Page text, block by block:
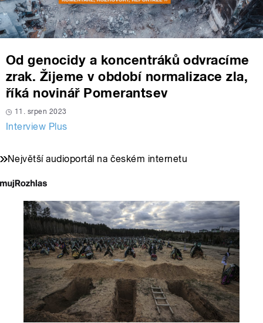
Od genocidy a koncentráků odvracíme
zrak. Žijeme v období normalizace zla,
říká novinář Pomerantsev
11. srpen 2023
Interview Plus
Největší audioportál na českém internetu